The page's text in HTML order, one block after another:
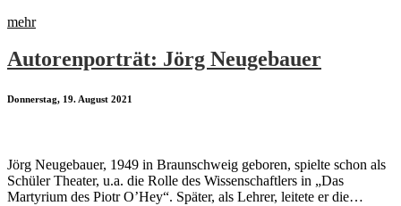
mehr
Autorenporträt: Jörg Neugebauer
Donnerstag, 19. August 2021
Jörg Neugebauer, 1949 in Braunschweig geboren, spielte schon als
Schüler Theater, u.a. die Rolle des Wissenschaftlers in „Das
Martyrium des Piotr O’Hey“. Später, als Lehrer, leitete er die…